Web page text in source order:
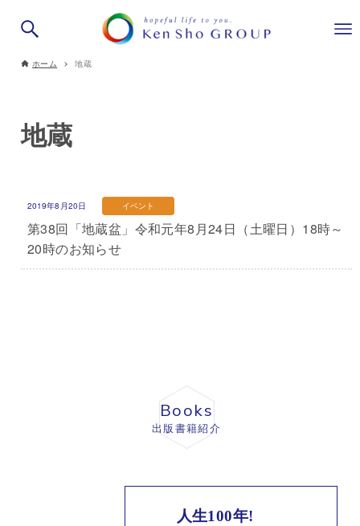
ホーム 地蔵
地蔵
2019年8月20日 イベント
第38回「地蔵盆」令和元年8月24日（土曜日）18時～
20時のお知らせ
Books
出版書籍紹介
人生100年!